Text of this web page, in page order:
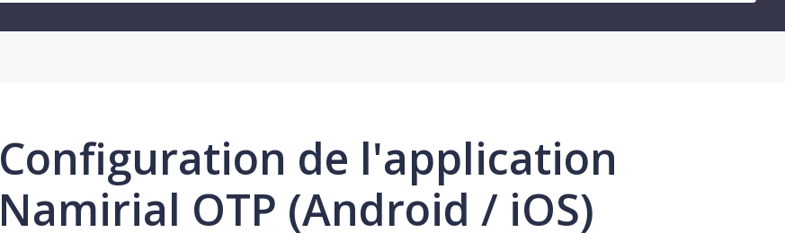
Configuration de l'application
Namirial OTP (Android / iOS)